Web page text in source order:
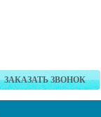
ЗАКАЗАТЬ ЗВОНОК